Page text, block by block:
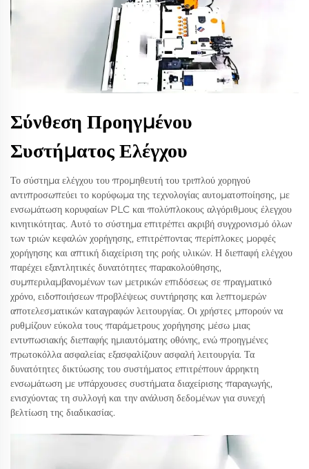
Σύνθεση Προηγμένου
Συστήματος Ελέγχου
Το σύστημα ελέγχου του προμηθευτή του τριπλού χορηγού
αντιπροσωπεύει το κορύφωμα της τεχνολογίας αυτοματοποίησης, με
ενσωμάτωση κορυφαίων PLC και πολύπλοκους αλγόριθμους έλεγχου
κινητικότητας. Αυτό το σύστημα επιτρέπει ακριβή συγχρονισμό όλων
των τριών κεφαλών χορήγησης, επιτρέποντας περίπλοκες μορφές
χορήγησης και απτική διαχείριση της ροής υλικών. Η διεπαφή ελέγχου
παρέχει εξαντλητικές δυνατότητες παρακολούθησης,
συμπεριλαμβανομένων των μετρικών επιδόσεως σε πραγματικό
χρόνο, ειδοποιήσεων προβλέψεως συντήρησης και λεπτομερών
αποτελεσματικών καταγραφών λειτουργίας. Οι χρήστες μπορούν να
ρυθμίζουν εύκολα τους παράμετρους χορήγησης μέσω μιας
εντυπωσιακής διεπαφής ημιαυτόματης οθόνης, ενώ προηγμένες
πρωτοκόλλα ασφαλείας εξασφαλίζουν ασφαλή λειτουργία. Τα
δυνατότητες δικτύωσης του συστήματος επιτρέπουν άρρηκτη
ενσωμάτωση με υπάρχουσες συστήματα διαχείρισης παραγωγής,
ενισχύοντας τη συλλογή και την ανάλυση δεδομένων για συνεχή
βελτίωση της διαδικασίας.